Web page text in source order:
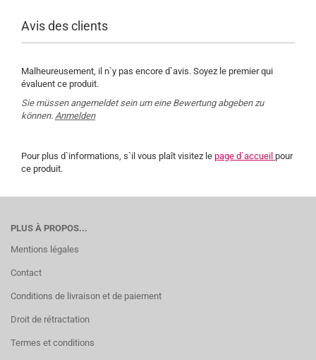
Avis des clients
Malheureusement, il n`y pas encore d`avis. Soyez le premier qui
évaluent ce produit.
Sie müssen angemeldet sein um eine Bewertung abgeben zu
können. Anmelden
Pour plus d`informations, s`il vous plaît visitez le page d`accueil pour
ce produit.
PLUS À PROPOS...
Mentions légales
Contact
Conditions de livraison et de paiement
Droit de rétractation
Termes et conditions